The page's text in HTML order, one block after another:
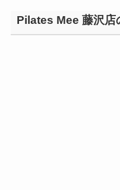
Pilates Mee 藤沢